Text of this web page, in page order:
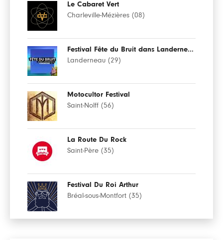
Le Cabaret Vert
Charleville-Mézières (08)
Festival Fête du Bruit dans Landerneau
Landerneau (29)
Motocultor Festival
Saint-Nolff (56)
La Route Du Rock
Saint-Père (35)
Festival Du Roi Arthur
Bréal-sous-Montfort (35)